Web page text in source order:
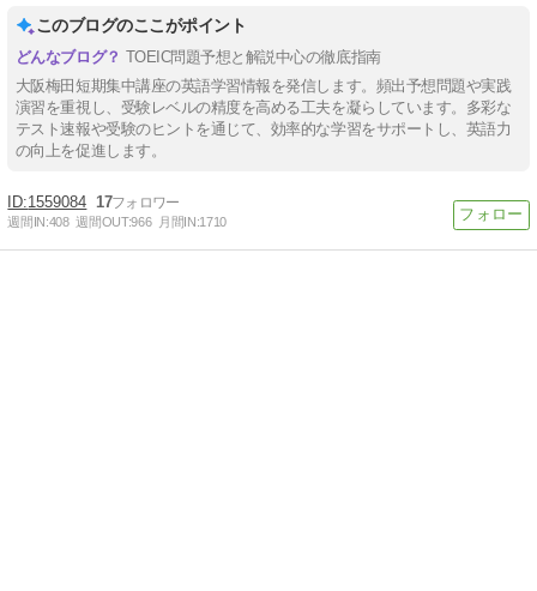
このブログのここがポイント
TOEIC問題予想と解説中心の徹底指南
大阪梅田短期集中講座の英語学習情報を発信します。頻出予想問題や実践
演習を重視し、受験レベルの精度を高める工夫を凝らしています。多彩な
テスト速報や受験のヒントを通じて、効率的な学習をサポートし、英語力
の向上を促進します。
1559084 17
週間IN:408 週間OUT:966 月間IN:1710